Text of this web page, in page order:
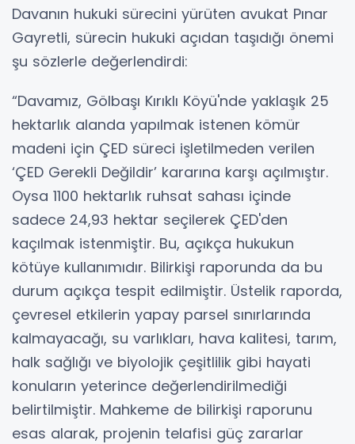
Davanın hukuki sürecini yürüten avukat Pınar
Gayretli, sürecin hukuki açıdan taşıdığı önemi
şu sözlerle değerlendirdi:
“Davamız, Gölbaşı Kırıklı Köyü'nde yaklaşık 25
hektarlık alanda yapılmak istenen kömür
madeni için ÇED süreci işletilmeden verilen
‘ÇED Gerekli Değildir’ kararına karşı açılmıştır.
Oysa 1100 hektarlık ruhsat sahası içinde
sadece 24,93 hektar seçilerek ÇED'den
kaçılmak istenmiştir. Bu, açıkça hukukun
kötüye kullanımıdır. Bilirkişi raporunda da bu
durum açıkça tespit edilmiştir. Üstelik raporda,
çevresel etkilerin yapay parsel sınırlarında
kalmayacağı, su varlıkları, hava kalitesi, tarım,
halk sağlığı ve biyolojik çeşitlilik gibi hayati
konuların yeterince değerlendirilmediği
belirtilmiştir. Mahkeme de bilirkişi raporunu
esas alarak, projenin telafisi güç zararlar